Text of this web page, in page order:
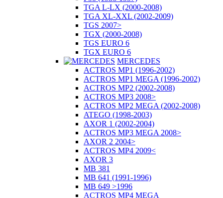
TGA L-LX (2000-2008)
TGA XL-XXL (2002-2009)
TGS 2007>
TGX (2000-2008)
TGS EURO 6
TGX EURO 6
MERCEDES
ACTROS MP1 (1996-2002)
ACTROS MP1 MEGA (1996-2002)
ACTROS MP2 (2002-2008)
ACTROS MP3 2008>
ACTROS MP2 MEGA (2002-2008)
ATEGO (1998-2003)
AXOR 1 (2002-2004)
ACTROS MP3 MEGA 2008>
AXOR 2 2004>
ACTROS MP4 2009<
AXOR 3
MB 381
MB 641 (1991-1996)
MB 649 >1996
ACTROS MP4 MEGA